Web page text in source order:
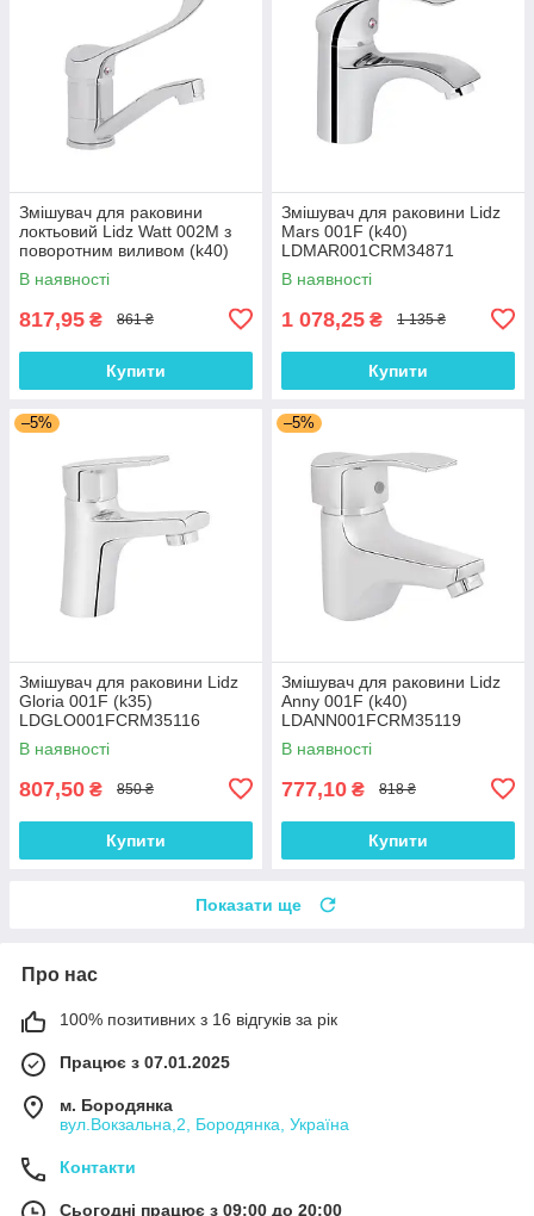
Змішувач для раковини
локтьовий Lidz Watt 002M з
поворотним виливом (k40)
LDWAT002MCRM34861
Chrome
В наявності
817,95 ₴ 861 ₴
Купити
Змішувач для раковини Lidz
Mars 001F (k40)
LDMAR001CRM34871
Chrome
В наявності
1 078,25 ₴ 1 135 ₴
Купити
–5%
Змішувач для раковини Lidz
Gloria 001F (k35)
LDGLO001FCRM35116
Chrome
В наявності
807,50 ₴ 850 ₴
Купити
–5%
Змішувач для раковини Lidz
Anny 001F (k40)
LDANN001FCRM35119
Chrome
В наявності
777,10 ₴ 818 ₴
Купити
Показати ще
Про нас
100% позитивних з 16 відгуків за рік
Працює з 07.01.2025
м. Бородянка
вул.Вокзальна,2, Бородянка, Україна
Контакти
Сьогодні працює з 09:00 до 20:00